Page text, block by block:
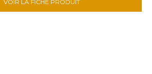
VOIR LA FICHE PRODUIT